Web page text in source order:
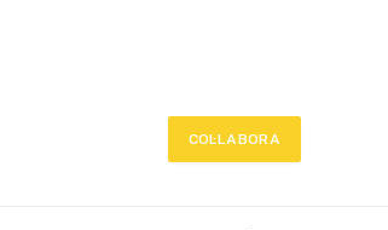
COL·LABORA